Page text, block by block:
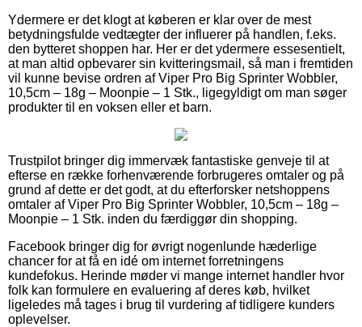
Ydermere er det klogt at køberen er klar over de mest
betydningsfulde vedtægter der influerer på handlen, f.eks.
den bytteret shoppen har. Her er det ydermere essesentielt,
at man altid opbevarer sin kvitteringsmail, så man i fremtiden
vil kunne bevise ordren af Viper Pro Big Sprinter Wobbler,
10,5cm – 18g – Moonpie – 1 Stk., ligegyldigt om man søger
produkter til en voksen eller et barn.
Trustpilot bringer dig immervæk fantastiske genveje til at
efterse en række forhenværende forbrugeres omtaler og på
grund af dette er det godt, at du efterforsker netshoppens
omtaler af Viper Pro Big Sprinter Wobbler, 10,5cm – 18g –
Moonpie – 1 Stk. inden du færdiggør din shopping.
Facebook bringer dig for øvrigt nogenlunde hæderlige
chancer for at få en idé om internet forretningens
kundefokus. Herinde møder vi mange internet handler hvor
folk kan formulere en evaluering af deres køb, hvilket
ligeledes må tages i brug til vurdering af tidligere kunders
oplevelser.